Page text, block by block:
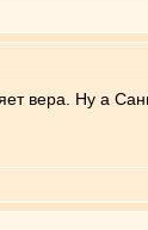
вера. Ну а